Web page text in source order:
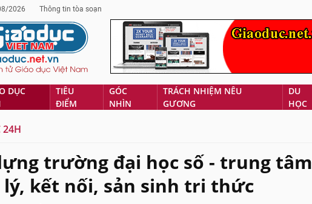
2026 Thông tin tòa soạn
DỤC
TIÊU
ĐIỂM
GÓC
NHÌN
TRÁCH NHIỆM NÊU
GƯƠNG
DU
HỌC
24H
trường đại học số - trung tâm
lý, kết nối, sản sinh tri thức